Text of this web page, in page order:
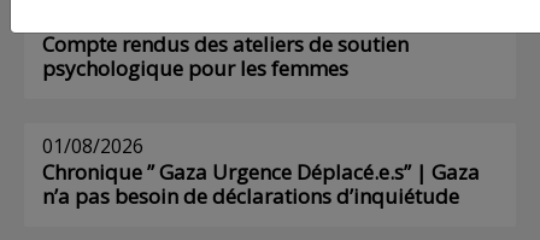
Compte rendus des ateliers de soutien
psychologique pour les femmes
01/08/2026
Chronique ” Gaza Urgence Déplacé.e.s” | Gaza
n’a pas besoin de déclarations d’inquiétude